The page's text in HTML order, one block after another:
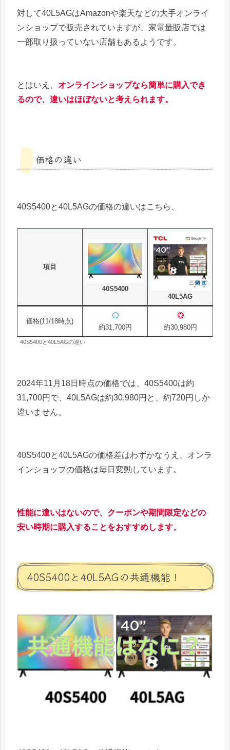
対して40L5AGはAmazonや楽天などの大手オンライ
ンショップで販売されていますが、家電量販店では
一部取り扱っていない店舗もあるようです。
とはいえ、 オンラインショップなら簡単に購入でき
るので、違いはほぼないと考えられます。
価格の違い
40S5400と40L5AGの価格の違いはこちら、
項目
40S5400
40L5AG
価格(11/18時点)
〇
約31,700円
◎
約30,980円
40S5400と40L5AGの違い
2024年11月18日時点の価格では、40S5400は約
31,700円で、40L5AGは約30,980円と、約720円しか
違いません。
40S5400と40L5AGの価格差はわずかなうえ、オンラ
インショップの価格は毎日変動しています。
性能に違いはないので、クーポンや期間限定などの
安い時期に購入することをおすすめします。
40S5400と40L5AGの共通機能！